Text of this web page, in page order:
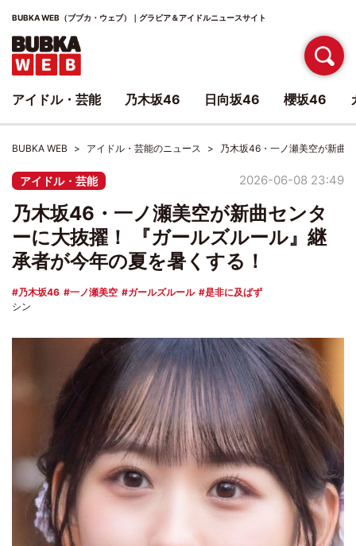
BUBKA WEB（ブブカ・ウェブ）｜グラビア＆アイドルニュースサイト
BUBKA WEB アイドル・芸能のニュース 乃木坂46・一ノ瀬美空が新曲
アイドル・芸能 2026-06-08 23:49
乃木坂46・一ノ瀬美空が新曲センタ
ーに大抜擢！ 『ガールズルール』継
承者が今年の夏を暑くする！
乃木坂46 一ノ瀬美空 ガールズルール
是非に及ばず
シン
アイドル・芸能 乃木坂46 日向坂46 櫻坂46